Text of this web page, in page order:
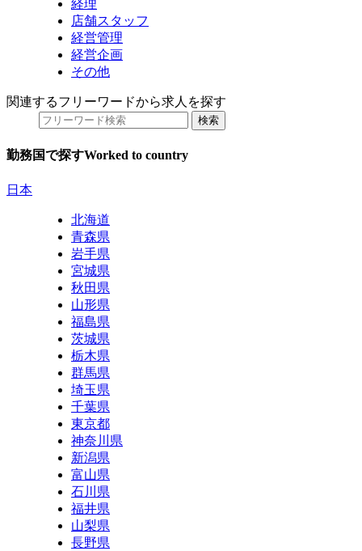
経理
店舗スタッフ
経営管理
経営企画
その他
関連するフリーワードから求人を探す
勤務国で探すWorked to country
日本
北海道
青森県
岩手県
宮城県
秋田県
山形県
福島県
茨城県
栃木県
群馬県
埼玉県
千葉県
東京都
神奈川県
新潟県
富山県
石川県
福井県
山梨県
長野県